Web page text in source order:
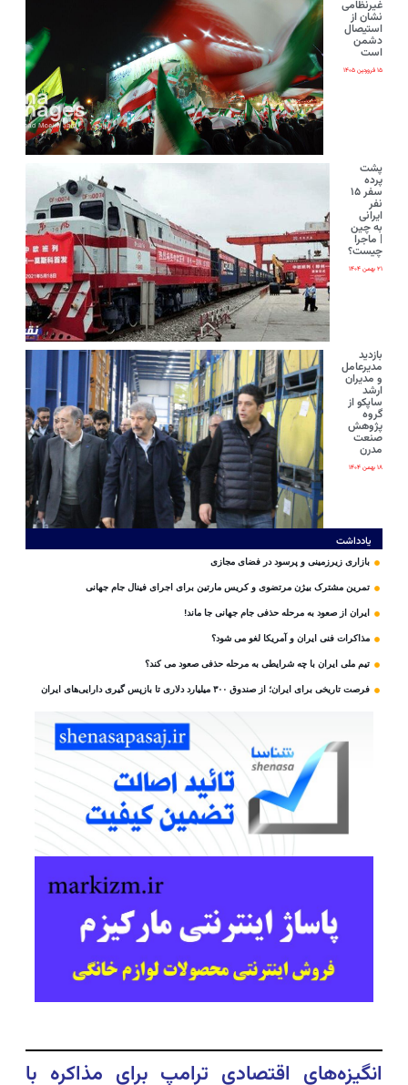
غیرنظامی
نشان از
استیصال
دشمن
است
۱۵ فروردین ۱۴۰۵
پشت
پرده
سفر ۱۵
نفر
ایرانی‌
به چین
| ماجرا
چیست؟
۲۱ بهمن ۱۴۰۴
بازدید
مدیرعامل
و مدیران
ارشد
ساپکو از
گروه
پژوهش
صنعت
مدرن
۱۸ بهمن ۱۴۰۴
یادداشت
بازاری زیرزمینی و پرسود در فضای مجازی
تمرین مشترک بیژن مرتضوی و کریس مارتین برای اجرای فینال جام جهانی
ایران از صعود به مرحله حذفی جام جهانی جا ماند!
مذاکرات فنی ایران و آمریکا لغو می شود؟
تیم ملی ایران با چه شرایطی به مرحله حذفی صعود می کند؟
فرصت تاریخی برای ایران؛ از صندوق ۳۰۰ میلیارد دلاری تا بازپس گیری دارایی‌های ایران
انگیزه‌های اقتصادی ترامپ برای مذاکره با